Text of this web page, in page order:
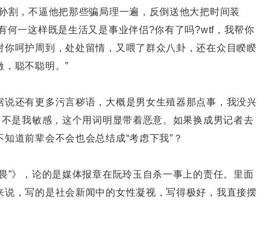
割，不逼他把那些骗局理一遍，反倒送他大把时间装
何一这样既是生活又是事业伴侣?你有了吗?wtf，我帮你
呵护周到，处处留情，又喂了群众八卦，还在众目睽睽
聪不聪明。”
说还有更多污言秽语，大概是男女生殖器那点事，我没兴
不是我敏感，这个用词明显带着恶意。如果换成男记者去
道前辈会不会也会总结成“考虑下我”？
”》，论的是媒体报章在阮玲玉自杀一事上的责任。里面
说，写的是社会新闻中的女性凝视，写得极好，我直接摆